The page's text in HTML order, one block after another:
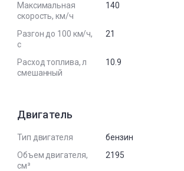
Максимальная
скорость, км/ч
140
Разгон до 100 км/ч,
с
21
Расход топлива, л
смешанный
10.9
Двигатель
Тип двигателя
бензин
Объем двигателя,
см³
2195